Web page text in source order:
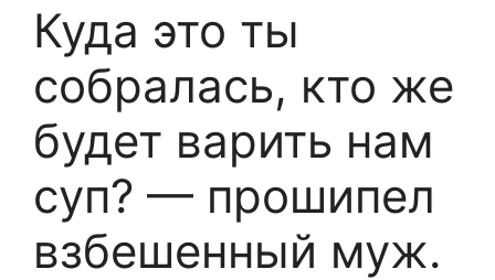
Куда это ты
собралась, кто же
будет варить нам
суп? — прошипел
взбешенный муж.